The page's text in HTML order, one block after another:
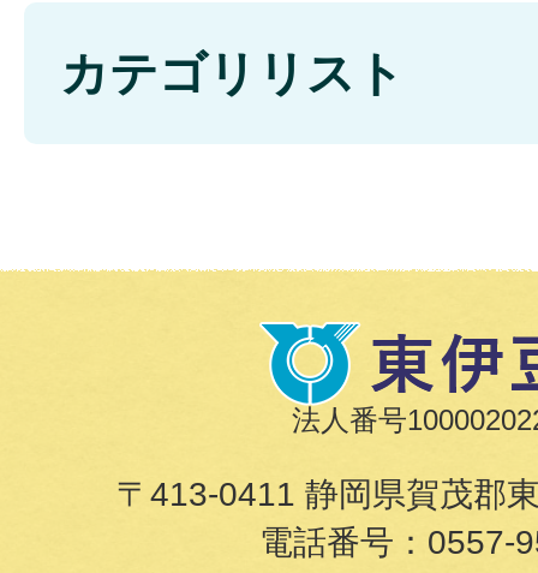
カテゴリリスト
法人番号
〒413-0411 静岡県賀茂郡
電話番号： 0557-